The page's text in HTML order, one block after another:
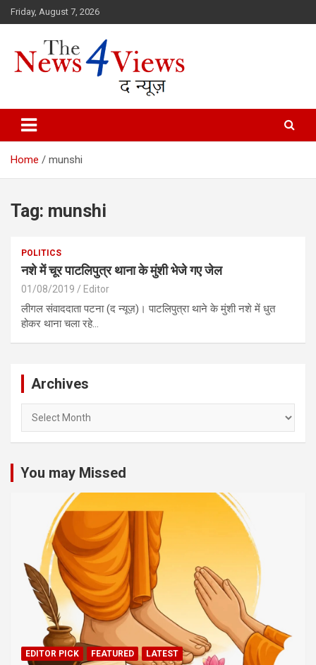
Skip
to
Friday, August 7, 2026
TheNews4Views
Home munshi
Tag: munshi
POLITICS
नशे में चूर पाटलिपुत्र थाना के मुंशी भेजे गए जेल
01/08/2019 Editor
लीगल संवाददाता पटना (द न्यूज़)। पाटलिपुत्रा थाने के मुंशी नशे में धुत
होकर थाना चला रहे…
Archives
You may Missed
EDITOR PICK FEATURED LATEST